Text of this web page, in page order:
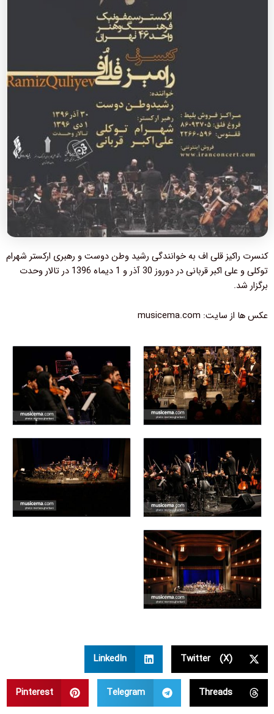
کنسرت راکیز قلی اف به خوانندگی رشید وطن دوست و رهبری ارکستر شهرام
توکلی و علی اکبر قربانی در دوروز 30 آذر و 1 دیماه 1396 در تالار وحدت
برگزار شد.
عکس ها از سایت: musicema.com
Twitter (X)
LinkedIn
Threads
Telegram
Pinterest